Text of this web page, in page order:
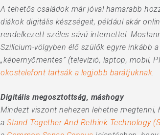
A tehetős családok már jóval hamarabb
diákok digitális készségeit, például akár
rendelkezett széles sávú internettel.
Szilícium-völgyben élő szülők egyre inkább
„képernyőmentes” (televízió, laptop,
okostelefont tartsák a legjobb barátjuknak.
Digitális megosztottság, máshogy
Mindezt viszont nehezen lehetne
a Stand Together And Rethink Technology